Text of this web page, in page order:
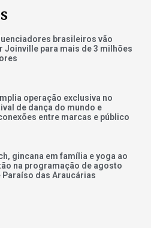
brasileiros vão
Joinville para mais de 3 milhões
operação exclusiva no
de dança do mundo e
entre marcas e público
gincana em família e yoga ao
na programação de agosto
Paraíso das Araucárias